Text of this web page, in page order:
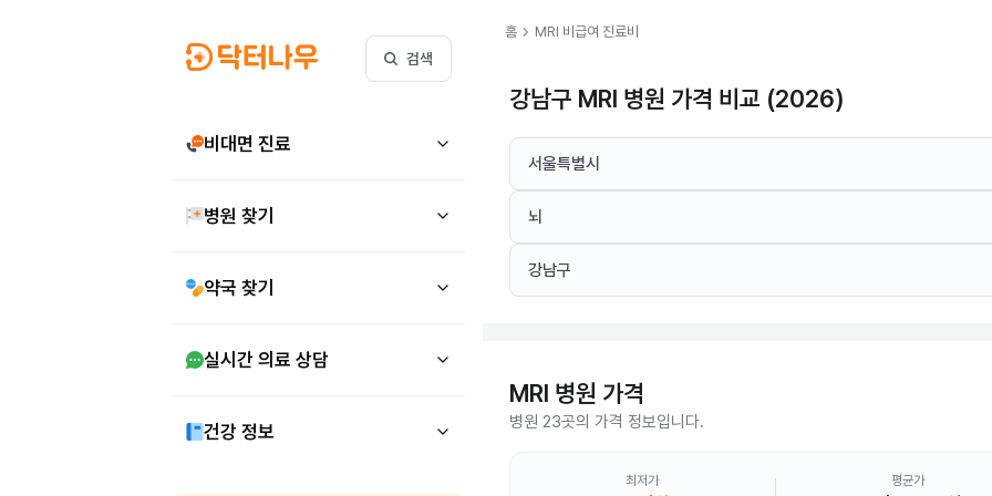
검색
비대면 진료
병원 찾기
약국 찾기
실시간 의료 상담
건강 정보
홈 chevron_right MRI 비급여 진료비
강남구 MRI 병원 가격 비교 (2026)
서울특별시
뇌
강남구
MRI 병원 가격
병원 23곳의 가격 정보입니다.
최저가 평균가